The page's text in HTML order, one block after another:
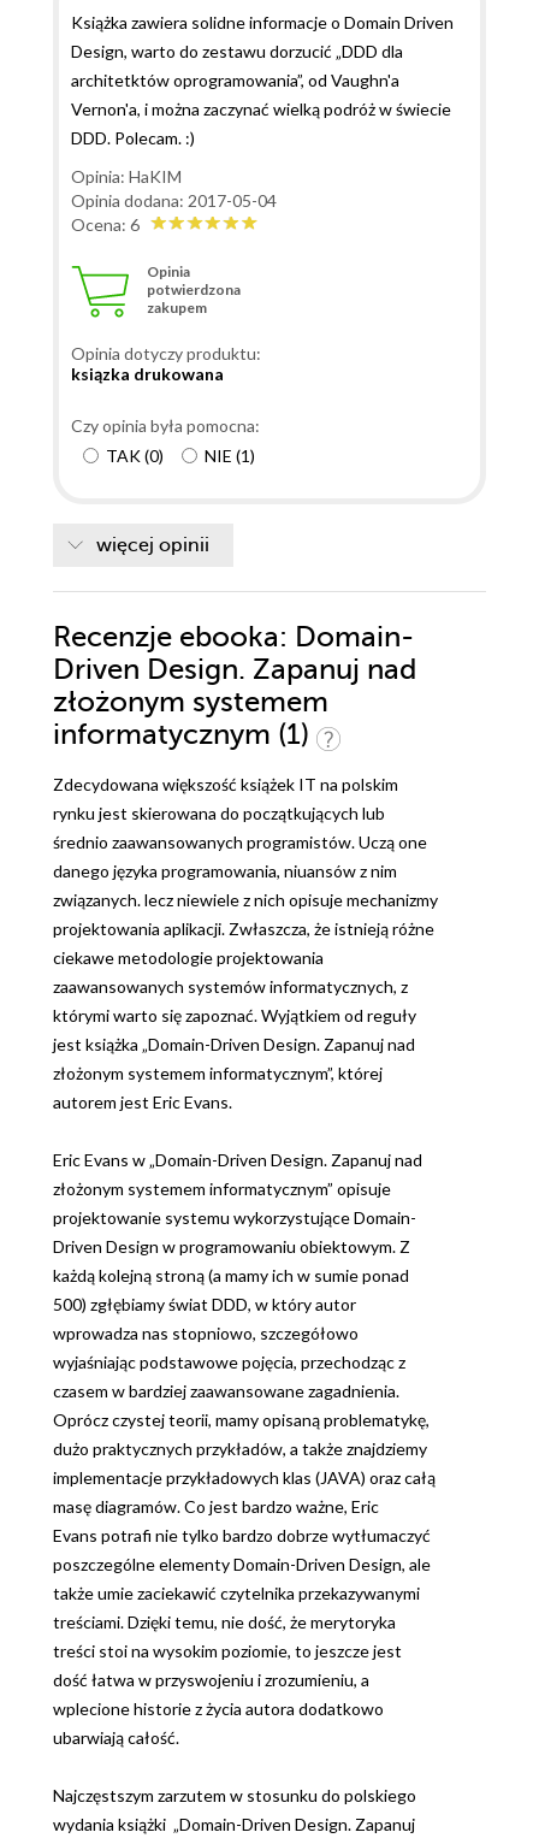
Książka zawiera solidne informacje o Domain Driven
Design, warto do zestawu dorzucić „DDD dla
architetktów oprogramowania”, od Vaughn'a
Vernon'a, i można zaczynać wielką podróż w świecie
DDD. Polecam. :)
Opinia: HaKIM
Opinia dodana: 2017-05-04
Ocena: 6
Opinia
potwierdzona
zakupem
Opinia dotyczy produktu:
ksiązka drukowana
Czy opinia była pomocna:
TAK(0) NIE (1)
więcej opinii
Recenzje ebooka: Domain-
Driven Design. Zapanuj nad
złożonym systemem
informatycznym (1)
Zdecydowana większość książek IT na polskim
rynku jest skierowana do początkujących lub
średnio zaawansowanych programistów. Uczą one
danego języka programowania, niuansów z nim
związanych. lecz niewiele z nich opisuje mechanizmy
projektowania aplikacji. Zwłaszcza, że istnieją różne
ciekawe metodologie projektowania
zaawansowanych systemów informatycznych, z
którymi warto się zapoznać. Wyjątkiem od reguły
jest książka „Domain-Driven Design. Zapanuj nad
złożonym systemem informatycznym”, której
autorem jest Eric Evans.
Eric Evans w „Domain-Driven Design. Zapanuj nad
złożonym systemem informatycznym” opisuje
projektowanie systemu wykorzystujące Domain-
Driven Design w programowaniu obiektowym. Z
każdą kolejną stroną (a mamy ich w sumie ponad
500) zgłębiamy świat DDD, w który autor
wprowadza nas stopniowo, szczegółowo
wyjaśniając podstawowe pojęcia, przechodząc z
czasem w bardziej zaawansowane zagadnienia.
Oprócz czystej teorii, mamy opisaną problematykę,
dużo praktycznych przykładów, a także znajdziemy
implementacje przykładowych klas (JAVA) oraz całą
masę diagramów. Co jest bardzo ważne, Eric
Evans potrafi nie tylko bardzo dobrze wytłumaczyć
poszczególne elementy Domain-Driven Design, ale
także umie zaciekawić czytelnika przekazywanymi
treściami. Dzięki temu, nie dość, że merytoryka
treści stoi na wysokim poziomie, to jeszcze jest
dość łatwa w przyswojeniu i zrozumieniu, a
wplecione historie z życia autora dodatkowo
ubarwiają całość.
Najczęstszym zarzutem w stosunku do polskiego
wydania książki „Domain-Driven Design. Zapanuj